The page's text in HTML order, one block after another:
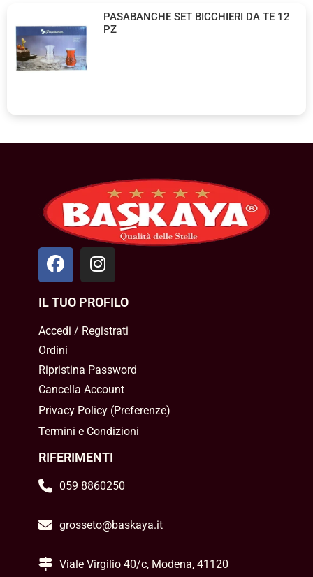
PASABANCHE SET BICCHIERI DA TE 12
PZ
IL TUO PROFILO
Accedi / Registrati
Ordini
Ripristina Password
Cancella Account
Privacy Policy(Preferenze)
Termini e Condizioni
RIFERIMENTI
059 8860250
grosseto@baskaya.it
Viale Virgilio 40/c, Modena, 41120